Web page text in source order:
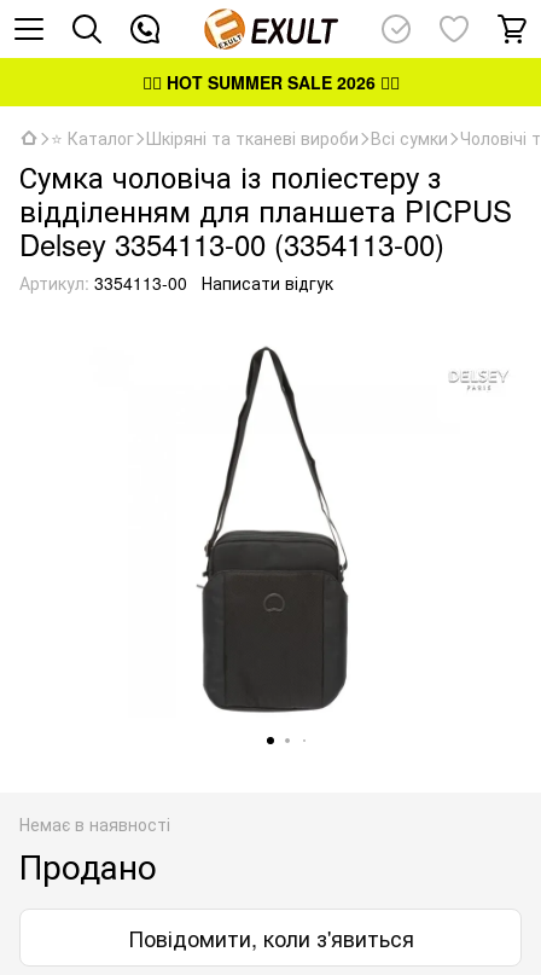
👉🏻 HOT SUMMER SALE 2026👈🏻
⭐ Каталог Шкіряні та тканеві вироби Всі сумки Чоловічі
Сумка чоловіча із поліестеру з
відділенням для планшета PICPUS
Delsey 3354113-00 (3354113-00)
Артикул: 3354113-00 Написати відгук
Немає в наявності
Продано
Повідомити, коли з'явиться